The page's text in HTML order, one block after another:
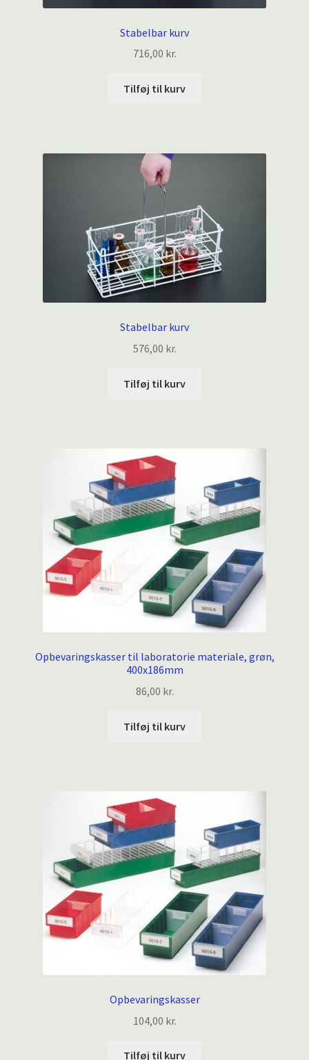
Stabelbar kurv
716,00 kr.
Tilføj til kurv
Stabelbar kurv
576,00 kr.
Tilføj til kurv
Opbevaringskasser til laboratorie materiale, grøn,
400x186mm
86,00 kr.
Tilføj til kurv
Opbevaringskasser
104,00 kr.
Tilføj til kurv